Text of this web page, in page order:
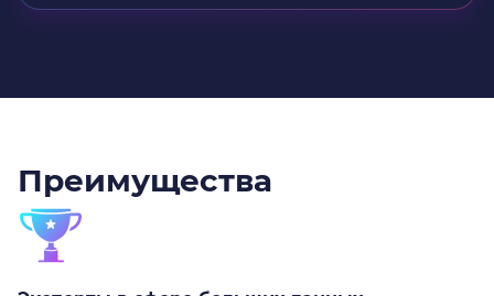
Преимущества